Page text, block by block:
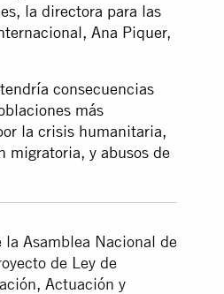
la directora para las
Ana Piquer,
consecuencias
más
la crisis humanitaria,
migratoria, y abusos de
la Asamblea Nacional de
de Ley de
Actuación y